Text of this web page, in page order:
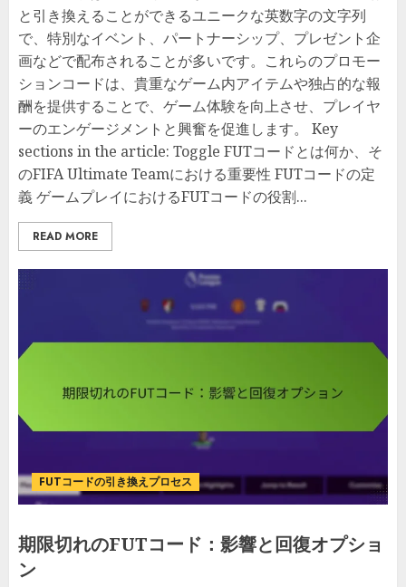
と引き換えることができるユニークな英数字の文字列
で、特別なイベント、パートナーシップ、プレゼント企
画などで配布されることが多いです。これらのプロモー
ションコードは、貴重なゲーム内アイテムや独占的な報
酬を提供することで、ゲーム体験を向上させ、プレイヤ
ーのエンゲージメントと興奮を促進します。 Key
sections in the article: Toggle FUTコードとは何か、そ
のFIFA Ultimate Teamにおける重要性 FUTコードの定
義 ゲームプレイにおけるFUTコードの役割...
READ MORE
FUTコードの引き換えプロセス
期限切れのFUTコード：影響と回復オプショ
ン